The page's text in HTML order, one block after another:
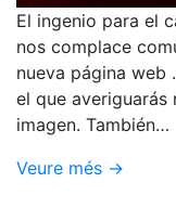
El ingenio para el
nos complace
nueva página web
el que averiguarás
imagen. También…
Veure més →